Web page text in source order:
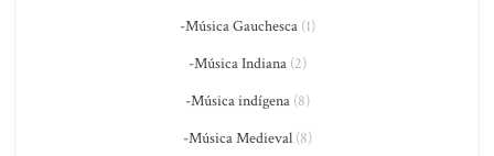
-Música Gauchesca(1)
-Música Indiana(2)
-Música indígena(8)
-Música Medieval(8)